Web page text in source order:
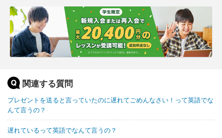
関連する質問
プレゼントを送ると言っていたのに遅れてごめんなさい！って英語でな
んて言うの？
遅れているって英語でなんて言うの？